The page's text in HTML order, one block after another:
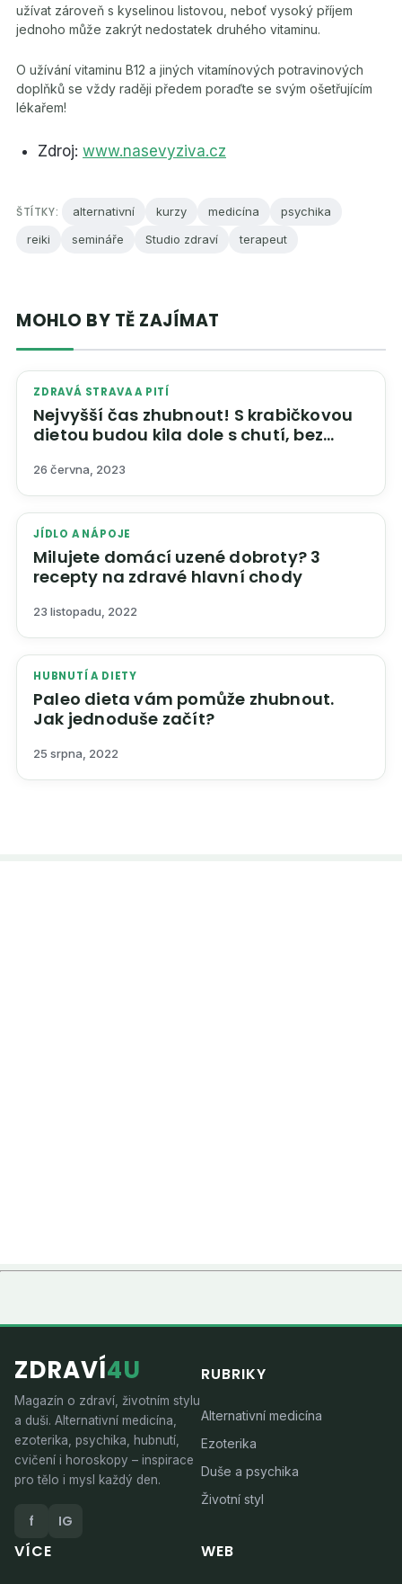
užívat zároveň s kyselinou listovou, neboť vysoký příjem
jednoho může zakrýt nedostatek druhého vitaminu.
O užívání vitaminu B12 a jiných vitamínových potravinových
doplňků se vždy raději předem poraďte se svým ošetřujícím
lékařem!
Zdroj: www.nasevyziva.cz
ŠTÍTKY: alternativní kurzy medicína
psychika
reiki
semináře Studio zdraví terapeut
MOHLO BY TĚ ZAJÍMAT
ZDRAVÁ STRAVA A PITÍ
Nejvyšší čas zhubnout! S krabičkovou
dietou budou kila dole s chutí, bez
26 června, 2023
JÍDLO A NÁPOJE
Milujete domácí uzené dobroty? 3
recepty na zdravé hlavní chody
23 listopadu, 2022
HUBNUTÍ A DIETY
Paleo dieta vám pomůže zhubnout.
Jak jednoduše začít?
25 srpna, 2022
ZDRAVÍ4U
Magazín o zdraví, životním stylu
a duši. Alternativní medicína,
ezoterika, psychika, hubnutí,
cvičení i horoskopy – inspirace
pro tělo i mysl každý den.
f IG
RUBRIKY
Alternativní medicína
Ezoterika
Duše a psychika
Životní styl
VÍCE WEB